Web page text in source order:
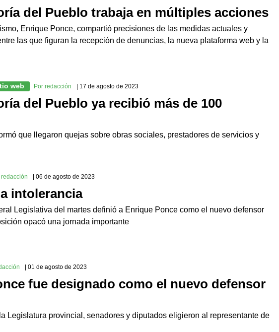
del Pueblo trabaja en múltiples acciones
Enrique Ponce, compartió precisiones de las medidas actuales y
las que figuran la recepción de denuncias, la nueva plataforma web y la
web Por redacción | 17 de agosto de 2023
del Pueblo ya recibió más de 100
que llegaron quejas sobre obras sociales, prestadores de servicios y
redacción | 06 de agosto de 2023
intolerancia
Legislativa del martes definió a Enrique Ponce como el nuevo defensor
opacó una jornada importante
| 01 de agosto de 2023
fue designado como el nuevo defensor
Legislatura provincial, senadores y diputados eligieron al representante de